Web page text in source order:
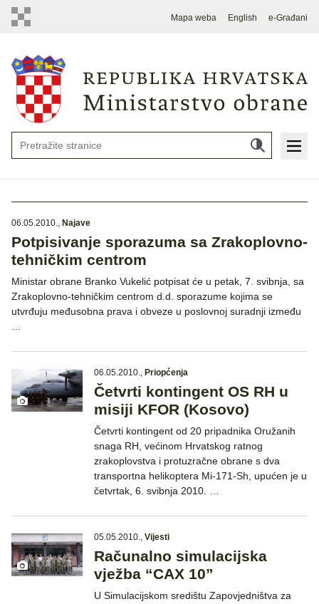
Mapa weba English e-Građani
06.05.2010., Najave
Potpisivanje sporazuma sa Zrakoplovno-
tehničkim centrom
Ministar obrane Branko Vukelić potpisat će u petak, 7. svibnja, sa
Zrakoplovno-tehničkim centrom d.d. sporazume kojima se
utvrđuju međusobna prava i obveze u poslovnoj suradnji između
…
06.05.2010., Priopćenja
Četvrti kontingent OS RH u
misiji KFOR (Kosovo)
Četvrti kontingent od 20 pripadnika Oružanih
snaga RH, većinom Hrvatskog ratnog
zrakoplovstva i protuzračne obrane s dva
transportna helikoptera Mi-171-Sh, upućen je u
četvrtak, 6. svibnja 2010. …
05.05.2010., Vijesti
Računalno simulacijska
vježba “CAX 10”
U Simulacijskom središtu Zapovjedništva za